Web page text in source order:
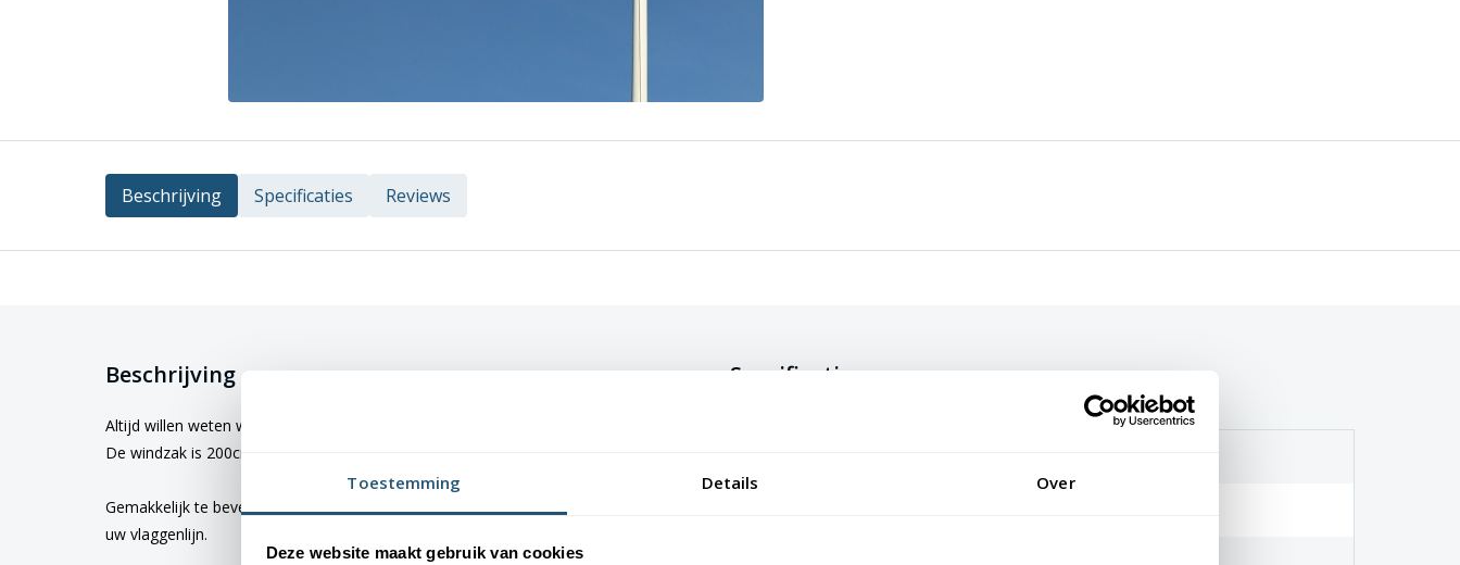
Toestemming Details Over
Deze website maakt gebruik van cookies
Beschrijving Specificaties Reviews
Beschrijving
Altijd willen weten waar de wind vandaan komt? Deze handige windzak laat het u zien.
De windzak is 200cm lang en heeft een diameter van 46cm.
Gemakkelijk te bevestigen aan uw mast. U bevestigt de windzak namelijk gewoon aan
uw vlaggenlijn.
Specificaties